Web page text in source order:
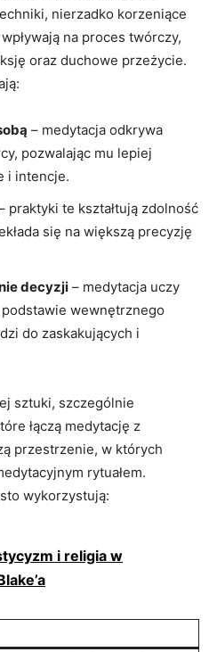
nierzadko korzeniące
na proces twórczy,
oraz duchowe przeżycie.
– medytacja odkrywa
pozwalając mu lepiej
i intencje.
praktyki te kształtują zdolność
się na większą precyzję
decyzji – medytacja uczy
wewnętrznego
do zaskakujących i
sztuki, szczególnie
łączą medytację z
przestrzenie, w których
rytuałem.
wykorzystują:
i religia w